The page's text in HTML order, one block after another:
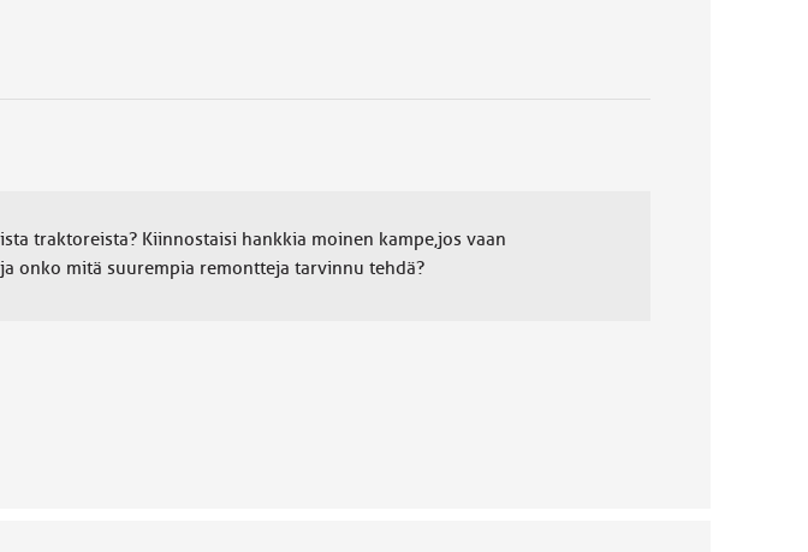
traktoreista? Kiinnostaisi hankkia moinen kampe,jos vaan
onko mitä suurempia remontteja tarvinnu tehdä?